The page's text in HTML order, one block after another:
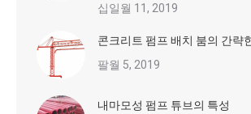
십일월 11, 2019
콘크리트 펌프 배치 붐의 간략
팔월 5, 2019
내마모성 펌프 튜브의 특성